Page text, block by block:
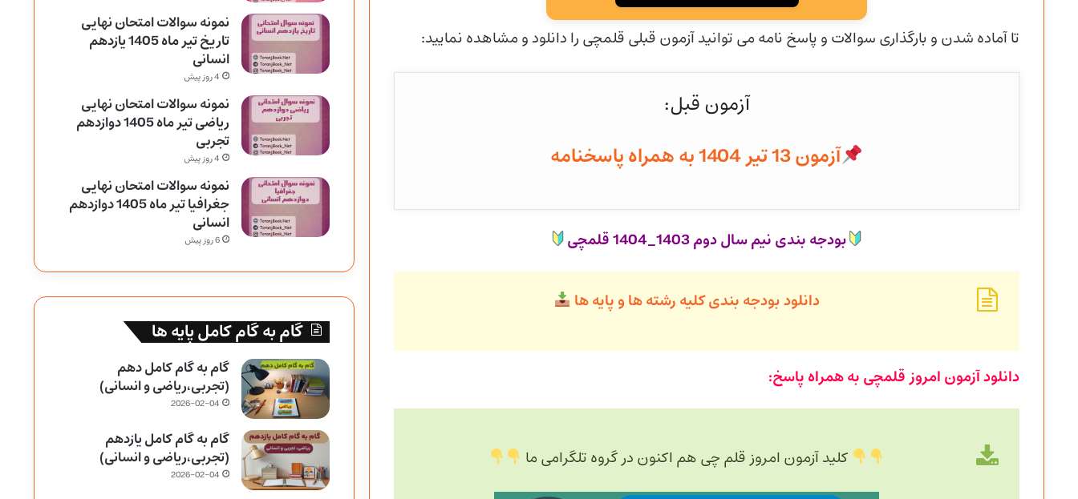
تا آماده شدن و بارگذاری سوالات و پاسخ نامه می توانید آزمون قبلی قلمچی را دانلود و مشاهده نمایید:
آزمون قبل:
آزمون 13 تیر 1404 به همراه پاسخنامه
بودجه بندی نیم سال دوم 1403_1404 قلمچی
دانلود بودجه بندی کلیه رشته ها و پایه ها
دانلود آزمون امروز قلمچی به همراه پاسخ:
کلید آزمون امروز قلم چی هم اکنون در گروه تلگرامی ما
نمونه سوالات امتحان نهایی
تاریخ تیر ماه 1405 یازدهم
انسانی
4 روز پیش
نمونه سوالات امتحان نهایی
ریاضی تیر ماه 1405 دوازدهم
تجربی
4 روز پیش
نمونه سوالات امتحان نهایی
جغرافیا تیر ماه 1405 دوازدهم
انسانی
6 روز پیش
گام به گام کامل پایه ها
گام به گام کامل دهم
(تجربی،ریاضی و انسانی)
2026-02-04
گام به گام کامل یازدهم
(تجربی،ریاضی و انسانی)
2026-02-04